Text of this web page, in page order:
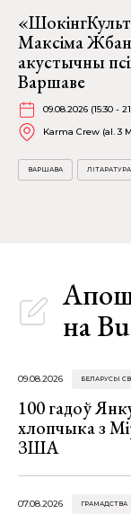
Максіма
акустычны
Варшаве
09.08.2026 (15:30 -
Karma Crew (al. 3
ВАРШАВА ЛІТАРАТУРА
на
09.08.2026 БЕЛАРУСЫ
100 гадоў
хлопчыка з
ЗША
07.08.2026 ГРАМАДСТВА